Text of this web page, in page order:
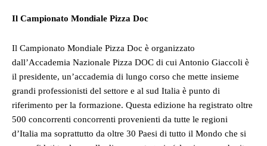
Il Campionato Mondiale Pizza Doc
Il Campionato Mondiale Pizza Doc è organizzato
dall’Accademia Nazionale Pizza DOC di cui Antonio Giaccoli è
il presidente, un’accademia di lungo corso che mette insieme
grandi professionisti del settore e al sud Italia è punto di
riferimento per la formazione. Questa edizione ha registrato oltre
500 concorrenti concorrenti provenienti da tutte le regioni
d’Italia ma soprattutto da oltre 30 Paesi di tutto il Mondo che si